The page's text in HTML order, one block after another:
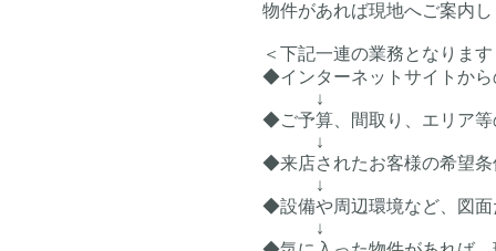
物件があれば現地へご案内
＜下記一連の業務となりま
◆インターネットサイトか
↓
◆ご予算、間取り、エリア
↓
◆来店されたお客様の希望条
↓
◆設備や周辺環境など、図
↓